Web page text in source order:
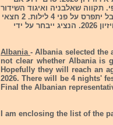
תקווה שאלבניה ואיגוד השידור
האירופי יגיעו להסדר ובסופו של דבר היא כן תשתתף בתחרות. הפסטיבל יתפרס על פני 4 לילות. 2 חצאי
גמר , ליל נוסטלגיה והגמר עצמו בו ייבחר הנציג האלבני לתחרות אירוויזיון 2026. הנציג ייבחר על ידי
Albania- Albania selected the
not clear whether Albania
Hopefully they will reach an
2026. There will be 4 nights'
Final the Albanian
I am enclosing the list of the